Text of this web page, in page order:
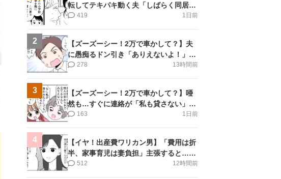
転してテキパキ動く夫「しばらく同居」
提案され【第4話まんが】
1日前
419
2
【ズーズーシー！2万で車かして？】夫
に愚痴るドン引き「ありえないよ！」＜
第16話＞#4コマ母道場
13時間前
278
3
【ズーズーシー！2万で車かして？】唖
然も…すぐに連絡が「私も貸さない」＜
第15話＞#4コマ母道場
1日前
163
4
【イヤ！出産費ワリカン男】「費用は折
半、家事育児は妻負担」主張すると…＜
第11話＞#4コマ母道場
12時間前
512